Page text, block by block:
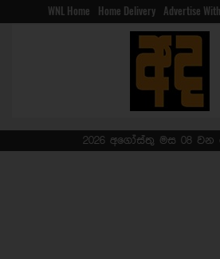
WNL Home Home Delivery Advertise
2026 අගෝස්තු මස 08 වන